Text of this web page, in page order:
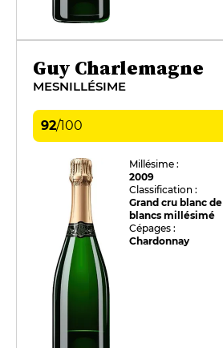
Guy Charlemagne
MESNILLÉSIME
92/100
Millésime :
2009
Classification :
Grand cru blanc de
blancs millésimé
Cépages :
Chardonnay